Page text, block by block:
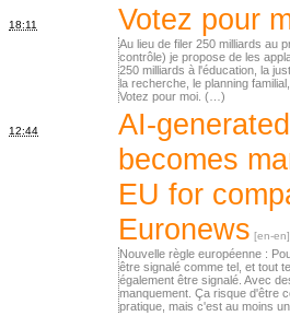
18:11 Votez pour
Au lieu de filer 250 milliards au
contrôle) je propose de les
250 milliards à l'éducation, la
la recherche, le planning
Votez pour moi. (…)
12:44
AI-
becomes
EU for
Euronews
Nouvelle règle européenne :
être signalé comme tel, et tout
également être signalé. Avec
manquement. Ça risque d'être
pratique, mais c'est au moins